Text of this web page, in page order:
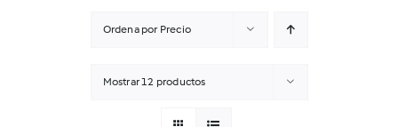
Ordena por Precio
Mostrar12 productos